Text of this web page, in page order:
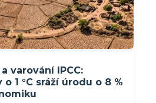
varování IPCC:
1 °C sráží úrodu o 8 %